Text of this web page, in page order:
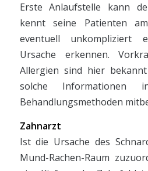
Erste Anlaufstelle kann
kennt seine Patienten
eventuell unkompliziert
Ursache erkennen.
Allergien sind hier
solche Informationen
Behandlungsmethoden
Zahnarzt
Ist die Ursache des
Mund-Rachen-Raum